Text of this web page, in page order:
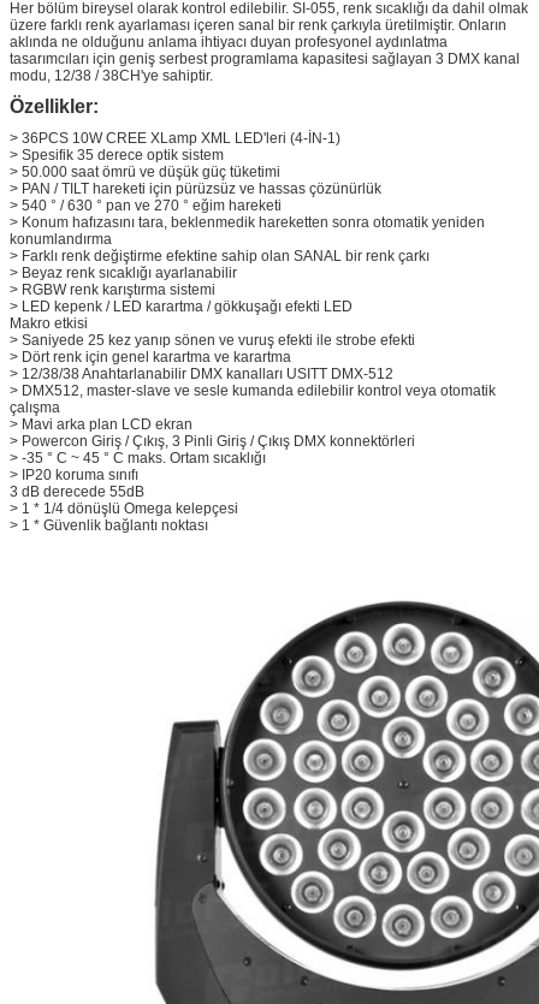
Her bölüm bireysel olarak kontrol edilebilir. SI-055, renk sıcaklığı da dahil olmak
üzere farklı renk ayarlaması içeren sanal bir renk çarkıyla üretilmiştir. Onların
aklında ne olduğunu anlama ihtiyacı duyan profesyonel aydınlatma
tasarımcıları için geniş serbest programlama kapasitesi sağlayan 3 DMX kanal
modu, 12/38 / 38CH'ye sahiptir.
Özellikler:
> 36PCS 10W CREE XLamp XML LED'leri (4-İN-1)
> Spesifik 35 derece optik sistem
> 50.000 saat ömrü ve düşük güç tüketimi
> PAN / TILT hareketi için pürüzsüz ve hassas çözünürlük
> 540 ° / 630 ° pan ve 270 ° eğim hareketi
> Konum hafızasını tara, beklenmedik hareketten sonra otomatik yeniden
konumlandırma
> Farklı renk değiştirme efektine sahip olan SANAL bir renk çarkı
> Beyaz renk sıcaklığı ayarlanabilir
> RGBW renk karıştırma sistemi
> LED kepenk / LED karartma / gökkuşağı efekti LED
Makro etkisi
> Saniyede 25 kez yanıp sönen ve vuruş efekti ile strobe efekti
> Dört renk için genel karartma ve karartma
> 12/38/38 Anahtarlanabilir DMX kanalları USITT DMX-512
> DMX512, master-slave ve sesle kumanda edilebilir kontrol veya otomatik
çalışma
> Mavi arka plan LCD ekran
> Powercon Giriş / Çıkış, 3 Pinli Giriş / Çıkış DMX konnektörleri
> -35 ° C ~ 45 ° C maks. Ortam sıcaklığı
> IP20 koruma sınıfı
3 dB derecede 55dB
> 1 * 1/4 dönüşlü Omega kelepçesi
> 1 * Güvenlik bağlantı noktası